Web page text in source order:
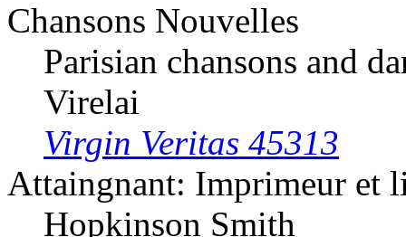
Chansons Nouvelles
Parisian chansons and
Virelai
Virgin Veritas 45313
Attaingnant: Imprimeur et
Hopkinson Smith